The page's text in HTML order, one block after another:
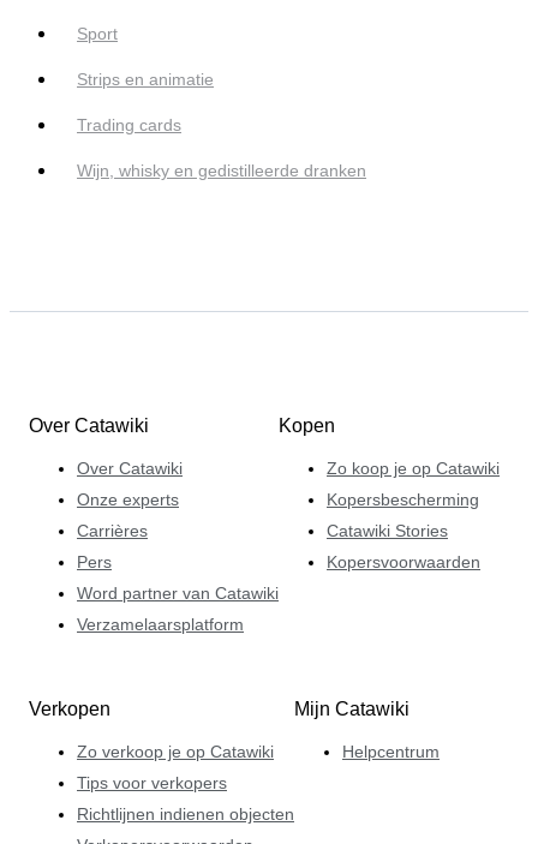
Sport
Strips en animatie
Trading cards
Wijn, whisky en gedistilleerde dranken
Over Catawiki
Over Catawiki
Onze experts
Carrières
Pers
Word partner van Catawiki
Verzamelaarsplatform
Kopen
Zo koop je op Catawiki
Kopersbescherming
Catawiki Stories
Kopersvoorwaarden
Verkopen
Zo verkoop je op Catawiki
Tips voor verkopers
Richtlijnen indienen objecten
Mijn Catawiki
Helpcentrum